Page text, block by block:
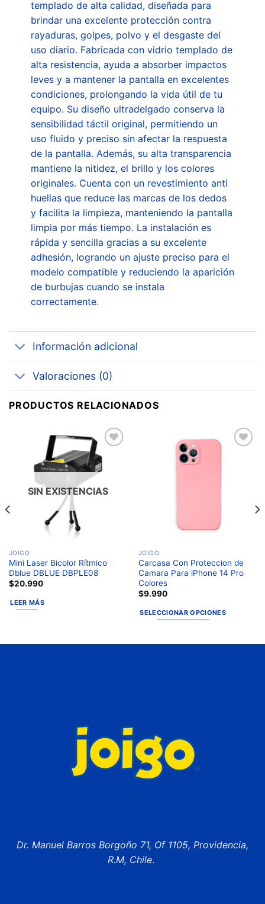
templado de alta calidad, diseñada para
brindar una excelente protección contra
rayaduras, golpes, polvo y el desgaste del
uso diario. Fabricada con vidrio templado de
alta resistencia, ayuda a absorber impactos
leves y a mantener la pantalla en excelentes
condiciones, prolongando la vida útil de tu
equipo. Su diseño ultradelgado conserva la
sensibilidad táctil original, permitiendo un
uso fluido y preciso sin afectar la respuesta
de la pantalla. Además, su alta transparencia
mantiene la nitidez, el brillo y los colores
originales. Cuenta con un revestimiento anti
huellas que reduce las marcas de los dedos
y facilita la limpieza, manteniendo la pantalla
limpia por más tiempo. La instalación es
rápida y sencilla gracias a su excelente
adhesión, logrando un ajuste preciso para el
modelo compatible y reduciendo la aparición
de burbujas cuando se instala
correctamente.
Información adicional
Valoraciones (0)
PRODUCTOS RELACIONADOS
Añadir
lista de
SIN EXISTENCIAS
JOIGO
Mini Laser Bicolor Rítmico
Dblue DBLUE DBPLE08
$20.990
LEER MÁS
JOIGO
Carcasa Con Proteccion de
Camara Para iPhone 14 Pro
Colores
$9.990
SELECCIONAR OPCIONES
Dr. Manuel Barros Borgoño 71, Of 1105, Providencia,
R.M, Chile.